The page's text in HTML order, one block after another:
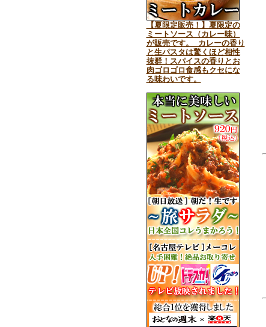
【夏限定販売！】夏限定の
ミートソース（カレー味）
が販売です。 カレーの香り
と生パスタは驚くほど相性
抜群！スパイスの香りとお
肉ゴロゴロ食感もクセにな
る味わいです。